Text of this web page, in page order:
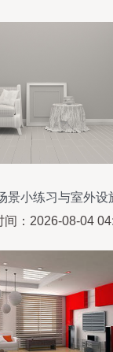
景小练习与室外设
鸣
间：2026-08-04